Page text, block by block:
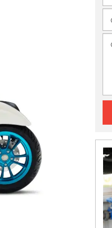
N
O
U
V
E
L
L